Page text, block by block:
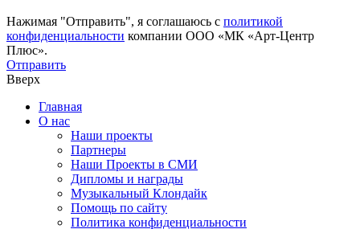
Нажимая "Отправить", я соглашаюсь с политикой
конфиденциальности компании ООО «МК «Арт-Центр
Плюс».
Отправить
Вверх
Главная
О нас
Наши проекты
Партнеры
Наши Проекты в СМИ
Дипломы и награды
Музыкальный Клондайк
Помощь по сайту
Политика конфиденциальности